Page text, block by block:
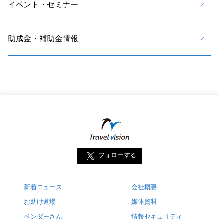
イベント・セミナー
助成金・補助金情報
フォローする
新着ニュース
お助け道場
ベンダーさん
会社概要
媒体資料
情報セキュリティ